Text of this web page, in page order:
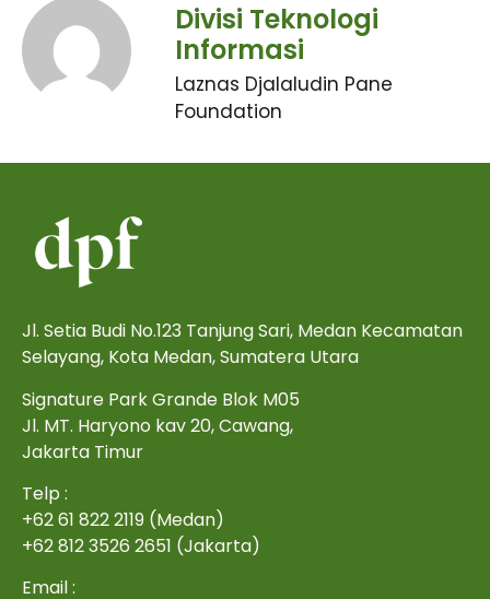
Divisi Teknologi
Informasi
Laznas Djalaludin Pane
Foundation
Jl. Setia Budi No.123 Tanjung Sari, Medan Kecamatan
Selayang, Kota Medan, Sumatera Utara
Signature Park Grande Blok M05
Jl. MT. Haryono kav 20, Cawang,
Jakarta Timur
Telp :
+62 61 822 2119 (Medan)
+62 812 3526 2651 (Jakarta)
Email :